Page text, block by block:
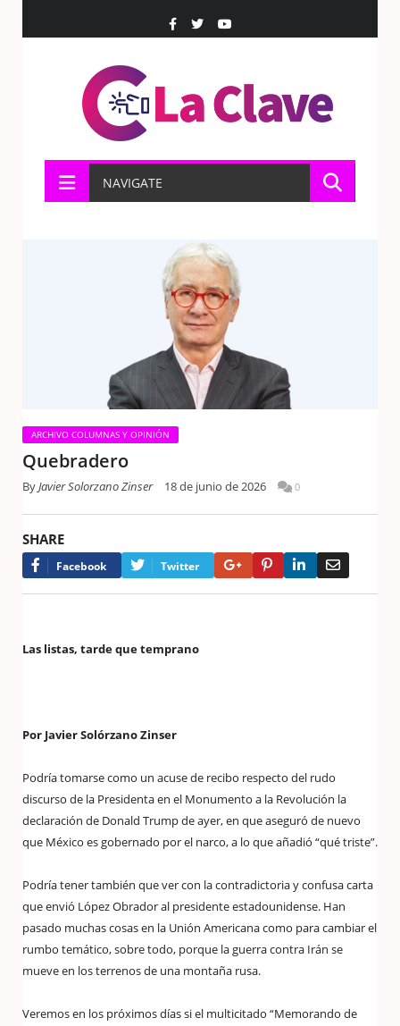
NAVIGATE
ARCHIVO COLUMNAS Y OPINIÓN
Quebradero
ByJavier Solorzano Zinser 18 de junio de 2026 0
SHARE
Facebook Twitter Google+PinterestLinkedIn
Las listas, tarde que temprano
Por Javier Solórzano Zinser
Podría tomarse como un acuse de recibo respecto del rudo
discurso de la Presidenta en el Monumento a la Revolución la
declaración de Donald Trump de ayer, en que aseguró de nuevo
que México es gobernado por el narco, a lo que añadió “qué triste”.
Podría tener también que ver con la contradictoria y confusa carta
que envió López Obrador al presidente estadounidense. Han
pasado muchas cosas en la Unión Americana como para cambiar el
rumbo temático, sobre todo, porque la guerra contra Irán se
mueve en los terrenos de una montaña rusa.
Veremos en los próximos días si el multicitado “Memorando de